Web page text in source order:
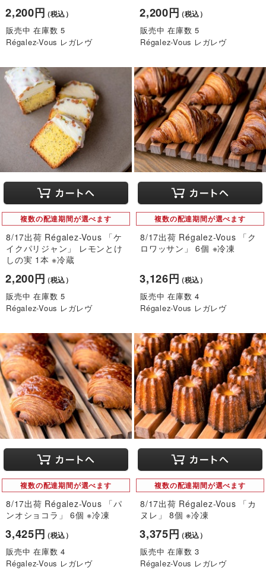
2,200円（税込）
販売中 在庫数 5
Régalez-Vous レガレヴ
2,200円（税込）
販売中 在庫数 5
Régalez-Vous レガレヴ
複数の配達期間が選べます
8/17出荷 Régalez-Vous 「ケ
イクパリジャン」 レモンとけ
しの実 1本 ※冷蔵
2,200円（税込）
販売中 在庫数 5
Régalez-Vous レガレヴ
複数の配達期間が選べます
8/17出荷 Régalez-Vous 「ク
ロワッサン」 6個 ※冷凍
3,126円（税込）
販売中 在庫数 4
Régalez-Vous レガレヴ
複数の配達期間が選べます
8/17出荷 Régalez-Vous 「パ
ンオショコラ」 6個 ※冷凍
3,425円（税込）
販売中 在庫数 4
Régalez-Vous レガレヴ
複数の配達期間が選べます
8/17出荷 Régalez-Vous 「カ
ヌレ」 8個 ※冷凍
3,375円（税込）
販売中 在庫数 3
Régalez-Vous レガレヴ